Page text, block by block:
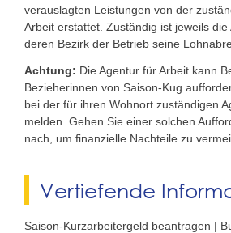
verauslagten Leistungen von der
Arbeit erstattet. Zuständig ist jeweils die
deren Bezirk der Betrieb seine
Achtung: Die Agentur für Arbeit kann
Bezieherinnen von Saison-Kug
bei der für ihren Wohnort zuständigen
melden. Gehen Sie einer solchen
nach, um finanzielle Nachteile zu
Vertiefende
Saison-Kurzarbeitergeld beantragen |